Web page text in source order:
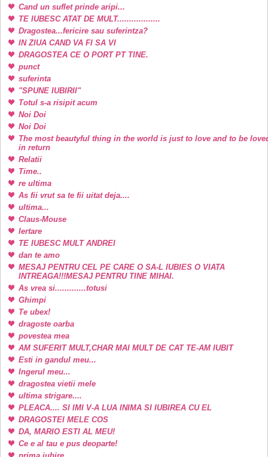
Cand un suflet prinde aripi...
TE IUBESC ATAT DE MULT..................
Dragostea...fericire sau suferintza?
IN ZIUA CAND VA FI SA VI
DRAGOSTEA CE O PORT PT TINE.
punct
suferinta
"SPUNE IUBIRII"
Totul s-a risipit acum
Noi Doi
Noi Doi
The most beautyful thing in the world is just to love and to be
in return
Relatii
Time..
re ultima
As fii vrut sa te fii uitat deja....
ultima...
Claus-Mouse
Iertare
TE IUBESC MULT ANDREI
dan te amo
MESAJ PENTRU CEL PE CARE O SA-L IUBIES O VIATA
INTREAGA!!!MESAJ PENTRU TINE MIHAI.
As vrea si.............totusi
Ghimpi
Te ubex!
dragoste oarba
povestea mea
AM SUFERIT MULT,CHAR MAI MULT DE CAT TE-AM IUBIT
Esti in gandul meu...
Ingerul meu...
dragostea vietii mele
ultima strigare....
PLEACA.... SI IMI V-A LUA INIMA SI IUBIREA CU EL
DRAGOSTEI MELE COS
DA, MARIO ESTI AL MEU!
Ce e al tau e pus deoparte!
prima iubire